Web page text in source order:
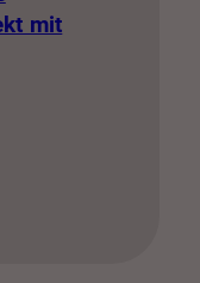
mit